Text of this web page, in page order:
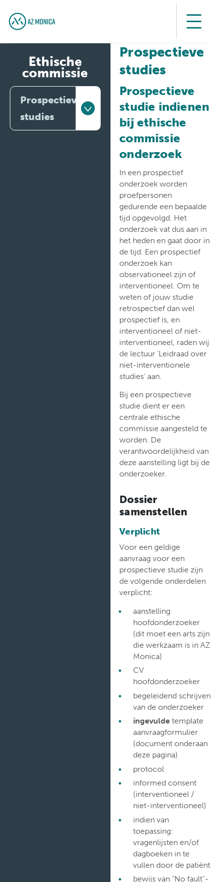
Ethische
commissie
Prospectieve
studies
Prospectieve
studies
Prospectieve
studie indienen
bij ethische
commissie
onderzoek
In een prospectief
onderzoek worden
proefpersonen
gedurende een bepaalde
tijd opgevolgd. Het
onderzoek vat dus aan in
het heden en gaat door in
de tijd. Een prospectief
onderzoek kan
observationeel zijn of
interventioneel. Om te
weten of jouw studie
retrospectief dan wel
prospectief is, en
interventioneel of niet-
interventioneel, raden wij
de lectuur ‘Leidraad over
niet-interventionele
studies’ aan.
Bij een prospectieve
studie dient er een
centrale ethische
commissie aangesteld te
worden. De
verantwoordelijkheid van
deze aanstelling ligt bij de
onderzoeker.
Dossier
samenstellen
Verplicht
Voor een geldige
aanvraag voor een
prospectieve studie zijn
de volgende onderdelen
verplicht:
aanstelling
hoofdonderzoeker
(dit moet een arts zijn
die werkzaam is in AZ
Monica)
CV
hoofdonderzoeker
begeleidend schrijven
van de onderzoeker
ingevulde template
aanvraagformulier
(document onderaan
deze pagina)
protocol
informed consent
(interventioneel /
niet-interventioneel)
indien van
toepassing:
vragenlijsten en/of
dagboeken in te
vullen door de patiënt
bewijs van “No fault”-